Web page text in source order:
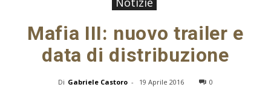
Mafia III: nuovo trailer e
data di distribuzione
Di Gabriele Castoro - 19 Aprile 2016 0